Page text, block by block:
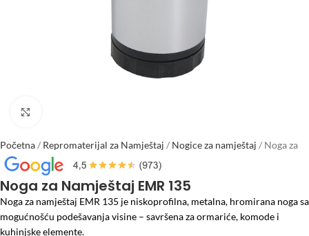
Početna/ Repromaterijal za Namještaj / Nogice za namještaj / Noga za
Namještaj EMR 135
Noga za Namještaj EMR 135
Noga za namještaj EMR 135 je niskoprofilna, metalna, hromirana noga sa
mogućnošću podešavanja visine – savršena za ormariće, komode i
kuhinjske elemente.